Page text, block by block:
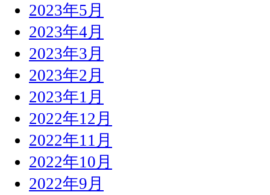
2023年5月
2023年4月
2023年3月
2023年2月
2023年1月
2022年12月
2022年11月
2022年10月
2022年9月